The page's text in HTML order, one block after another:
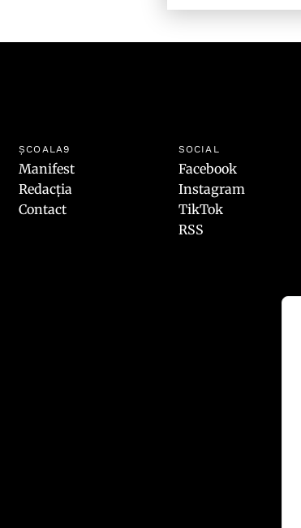
ȘCOALA9
Manifest
Redacția
Contact
SOCIAL
Facebook
Instagram
TikTok
RSS